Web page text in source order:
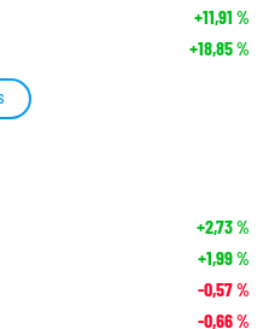
+11,91 %
+18,85%
+2,73%
+1,99%
-0,57%
-0,66%